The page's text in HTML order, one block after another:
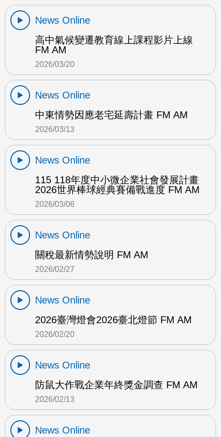
News Online
高中氣候變遷教育線上課程影片上線
FM AM
2026/03/20
News Online
中東情勢因應老宅延壽計畫 FM AM
2026/03/13
News Online
115 118年度中小微企業社會發展計畫
2026世界棒球經典賽備戰進度 FM AM
2026/03/06
News Online
關稅最新情勢說明 FM AM
2026/02/27
News Online
2026臺灣燈會2026臺北燈節 FM AM
2026/02/20
News Online
防鼠大作戰企業年終獎金調查 FM AM
2026/02/13
News Online